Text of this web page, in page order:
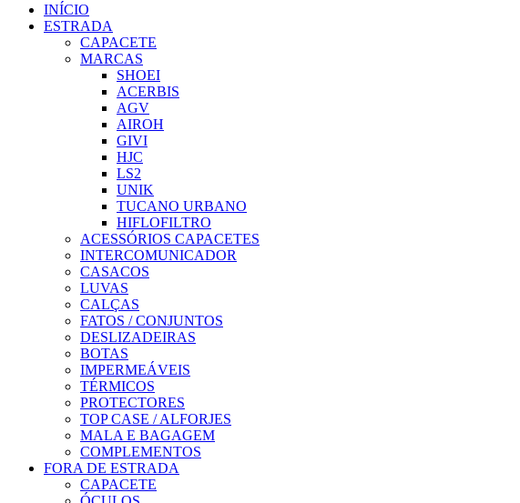
INÍCIO
ESTRADA
CAPACETE
MARCAS
SHOEI
ACERBIS
AGV
AIROH
GIVI
HJC
LS2
UNIK
TUCANO URBANO
HIFLOFILTRO
ACESSÓRIOS CAPACETES
INTERCOMUNICADOR
CASACOS
LUVAS
CALÇAS
FATOS / CONJUNTOS
DESLIZADEIRAS
BOTAS
IMPERMEÁVEIS
TÉRMICOS
PROTECTORES
TOP CASE / ALFORJES
MALA E BAGAGEM
COMPLEMENTOS
FORA DE ESTRADA
CAPACETE